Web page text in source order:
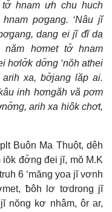
tơ̆ hnam ưh chu huch
pơgang. ‘Nâu jĭ
dang ei jĭ đĭ da
năm hơmet tơ̆ hnam
hơlơ̆k dơ̆ng ‘nŏh athei
xa, bơ̆jang lăp ai.
inh hơngăh vă pơm
arih xa hiôk chơt,
Buôn Ma Thuột, dêh
đơ̆ng đei jĭ, mŏ M.K
6 ‘măng yoa jĭ vơnh
ƀôh lơ tơdrong jĭ
nŏng kơ nhâm, ôr ar,